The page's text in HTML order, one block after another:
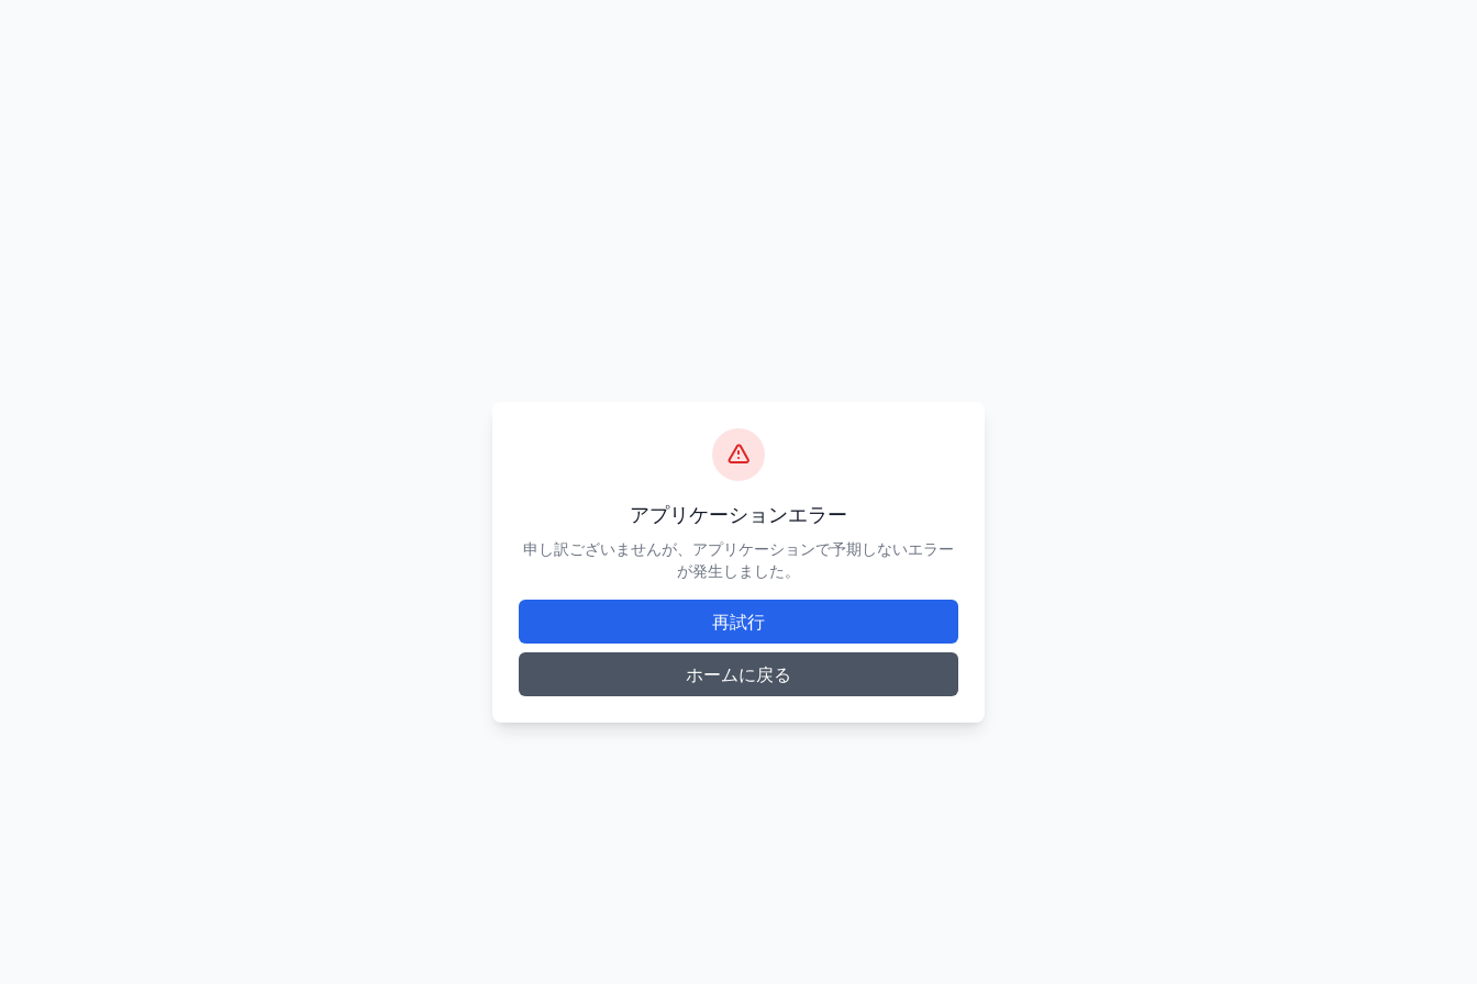
アプリケーションエラー
申し訳ございませんが、アプリケーションで予期しないエラー
が発生しました。
再試行
ホームに戻る